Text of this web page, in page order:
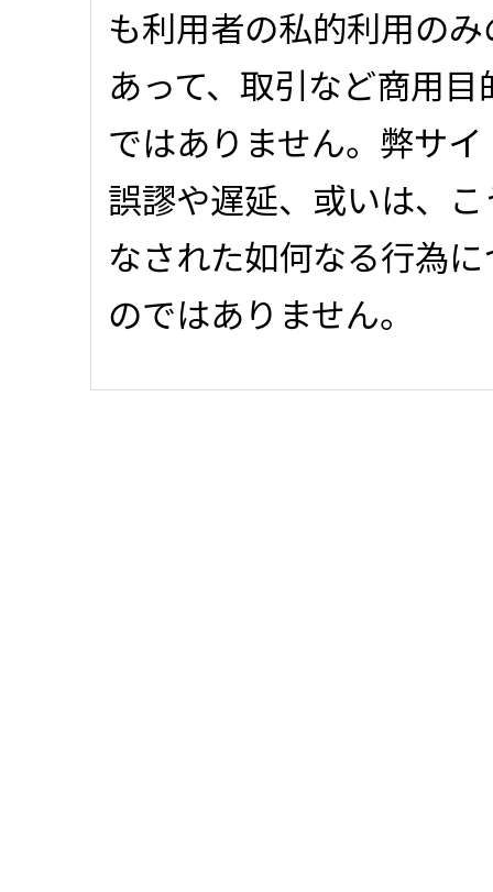
も利用者の私的利用の
あって、取引など商用
ではありません。弊サ
誤謬や遅延、或いは、
なされた如何なる行為
のではありません。